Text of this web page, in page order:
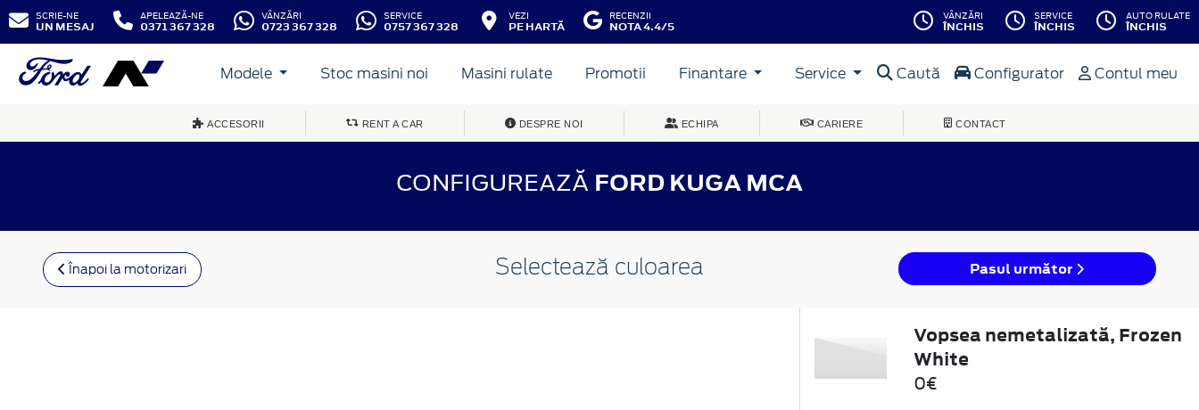
SCRIE-NE
UN MESAJ
APELEAZĂ-NE
0371 367 328
VÂNZĂRI
0723 367 328
SERVICE
0757 367 328
VEZI
PE HARTĂ
RECENZII
NOTA 4.4/5
VÂNZĂRI
ÎNCHIS
SERVICE
ÎNCHIS
AUTO RULATE
ÎNCHIS
Modele Stoc masini noi Masini rulate Promotii Finantare Service Caută Configurator Contul meu
ACCESORII RENT A CAR DESPRE NOI ECHIPA CARIERE CONTACT
CONFIGUREAZĂ FORD KUGA MCA
Înapoi la motorizari Selectează culoarea Pasul următor
Vopsea nemetalizată, Frozen
White
0€